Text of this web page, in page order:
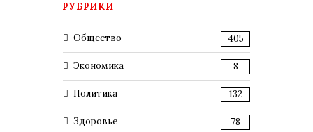
РУБРИКИ
Общество 405
Экономика 8
Политика 132
Здоровье 78